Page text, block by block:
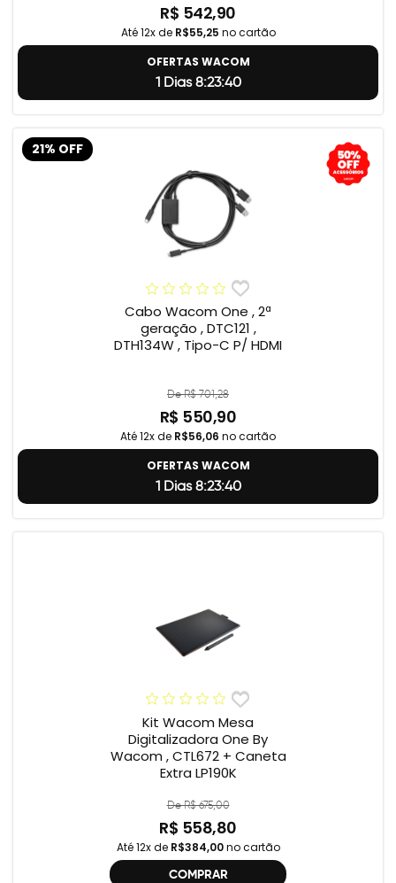
R$ 542,90
Até 12x de R$55,25 no cartão
OFERTAS WACOM
1 Dias 8:23:39
21% OFF
Cabo Wacom One , 2ª
geração , DTC121 ,
DTH134W , Tipo-C P/ HDMI
De R$ 701,28
R$ 550,90
Até 12x de R$56,06 no cartão
OFERTAS WACOM
1 Dias 8:23:39
Kit Wacom Mesa
Digitalizadora One By
Wacom , CTL672 + Caneta
Extra LP190K
De R$ 675,00
R$ 558,80
Até 12x de R$384,00no cartão
COMPRAR